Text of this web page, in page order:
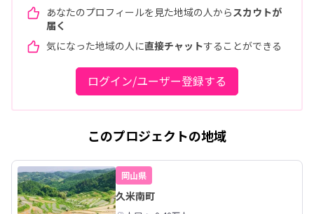
あなたのプロフィールを見た地域の人から スカウトが
届く
気になった地域の人に直接チャットすることができる
ログイン/ユーザー登録する
このプロジェクトの地域
岡山県
久米南町